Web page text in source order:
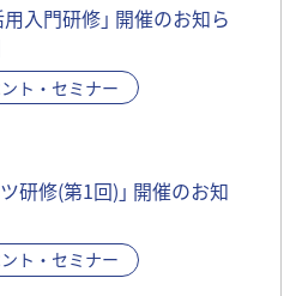
入門研修｣ 開催のお知ら
ト・セミナー
研修(第1回)｣ 開催のお知
ト・セミナー